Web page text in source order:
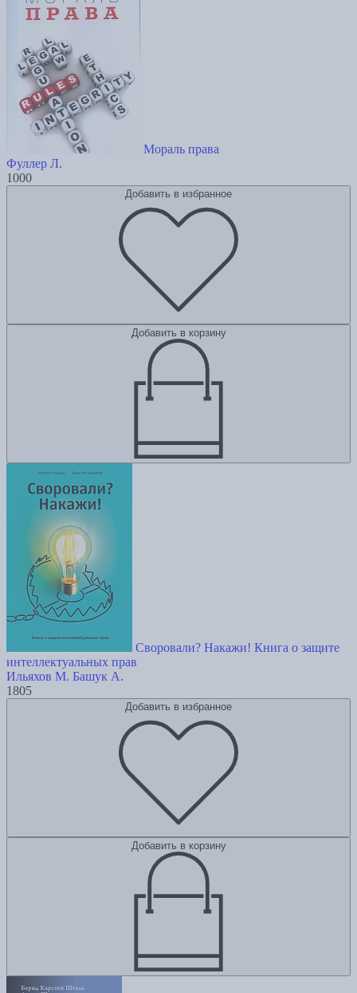
Мораль права
Фуллер Л.
1000
Добавить в избранное
Добавить в корзину
Своровали? Накажи! Книга о защите
интеллектуальных прав
Ильяхов М. Башук А.
1805
Добавить в избранное
Добавить в корзину